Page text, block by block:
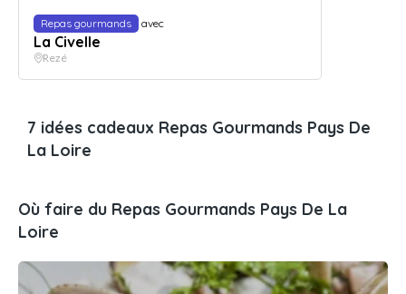
Repas gourmands avec
La Civelle
Rezé
7 idées cadeaux Repas Gourmands Pays De
La Loire
Où faire du Repas Gourmands Pays De La
Loire